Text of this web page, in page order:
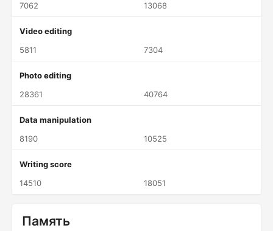
7062
13068
Video editing
5811
7304
Photo editing
28361
40764
Data manipulation
8190
10525
Writing score
14510
18051
Память